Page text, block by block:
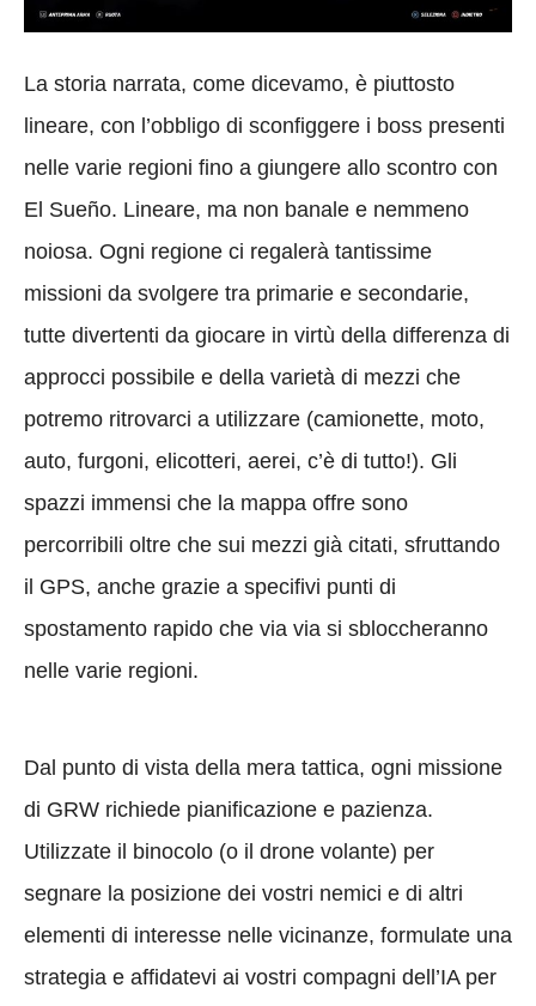
La storia narrata, come dicevamo, è piuttosto
lineare, con l’obbligo di sconfiggere i boss presenti
nelle varie regioni fino a giungere allo scontro con
El Sueño. Lineare, ma non banale e nemmeno
noiosa. Ogni regione ci regalerà tantissime
missioni da svolgere tra primarie e secondarie,
tutte divertenti da giocare in virtù della differenza di
approcci possibile e della varietà di mezzi che
potremo ritrovarci a utilizzare (camionette, moto,
auto, furgoni, elicotteri, aerei, c’è di tutto!). Gli
spazzi immensi che la mappa offre sono
percorribili oltre che sui mezzi già citati, sfruttando
il GPS, anche grazie a specifivi punti di
spostamento rapido che via via si sbloccheranno
nelle varie regioni.
Dal punto di vista della mera tattica, ogni missione
di GRW richiede pianificazione e pazienza.
Utilizzate il binocolo (o il drone volante) per
segnare la posizione dei vostri nemici e di altri
elementi di interesse nelle vicinanze, formulate una
strategia e affidatevi ai vostri compagni dell’IA per